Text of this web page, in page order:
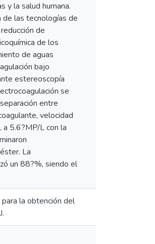
y la salud humana.
las tecnologías de
de
de los
de aguas
bajo
estereoscopía
se
entre
velocidad
5.6?MP/L con la
La
un 88?%, siendo el
la obtención del